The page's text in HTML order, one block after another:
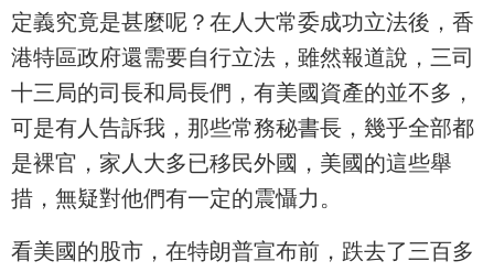
定義究竟是甚麼呢？在人大常委成功立法後，香
港特區政府還需要自行立法，雖然報道說，三司
十三局的司長和局長們，有美國資產的並不多，
可是有人告訴我，那些常務秘書長，幾乎全部都
是裸官，家人大多已移民外國，美國的這些舉
措，無疑對他們有一定的震懾力。
看美國的股市，在特朗普宣布前，跌去了三百多